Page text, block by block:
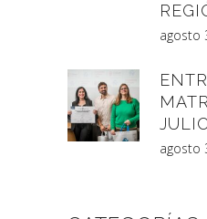
agosto
agosto